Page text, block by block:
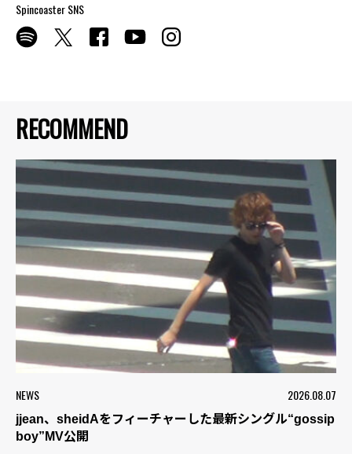
RECOMMEND
NEWS 2026.08.07
jjean、sheidAをフィーチャーした最新シングル“gossip
boy”MV公開
Spincoaster SNS